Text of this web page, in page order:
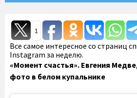
1
Все самое интересное со страниц
Instagram за неделю.
«Момент счастья». Евгения
фото в белом купальнике